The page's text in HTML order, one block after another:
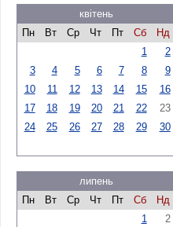
квітень
Пн
Вт Ср Чт Пт Сб
Нд
1
2
3
4 5 6 7 8
9
10
11 12 13 14 15
16
17
18 19 20 21 22
23
24
25 26 27 28 29 30
липень
Пн
Вт Ср Чт Пт Сб
Нд
1
2